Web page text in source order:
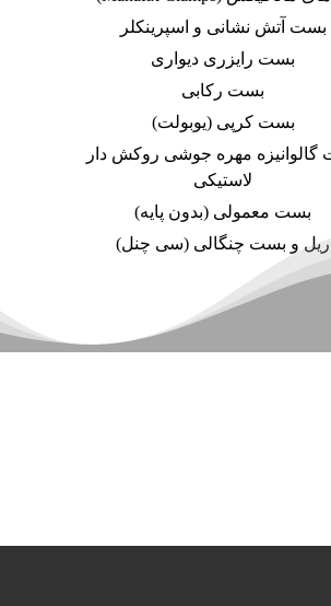
بست آتش نشانی و اسپرینکلر
بست رایزری دیواری
بست رکابی
بست کرپی (یوبولت)
گالوانیزه مهره جوشی روکش دار
لاستیکی
بست معمولی (بدون پایه)
ریل و بست چنگالی (سی چنل)